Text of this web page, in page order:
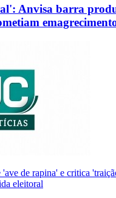
Anvisa barra
'ave de rapina' e critica
eleitoral